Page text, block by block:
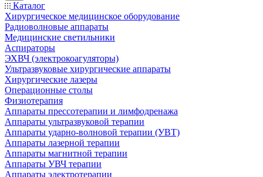
Каталог
Хирургическое медицинское оборудование
Радиоволновые аппараты
Медицинские светильники
Аспираторы
ЭХВЧ (электрокоагуляторы)
Ультразвуковые хирургические аппараты
Хирургические лазеры
Операционные столы
Физиотерапия
Аппараты прессотерапии и лимфодренажа
Аппараты ультразвуковой терапии
Аппараты ударно-волновой терапии (УВТ)
Аппараты лазерной терапии
Аппараты магнитной терапии
Аппараты УВЧ терапии
Аппараты электротерапии